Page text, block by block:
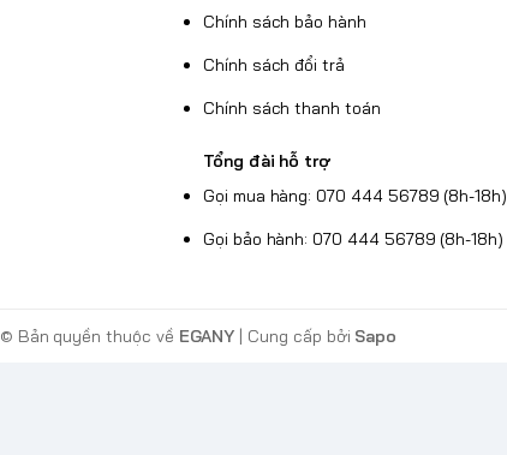
Chính sách bảo hành
Chính sách đổi trả
Chính sách thanh toán
Tổng đài hỗ trợ
Gọi mua hàng: 070 444 56789 (8h-18h)
Gọi bảo hành: 070 444 56789 (8h-18h)
© Bản quyền thuộc về EGANY | Cung cấp bởi Sapo